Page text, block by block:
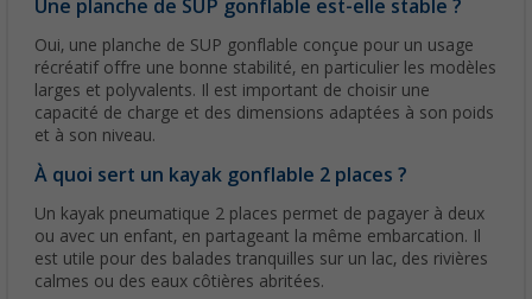
Une planche de SUP gonflable est-elle stable ?
Oui, une planche de SUP gonflable conçue pour un usage
récréatif offre une bonne stabilité, en particulier les modèles
larges et polyvalents. Il est important de choisir une
capacité de charge et des dimensions adaptées à son poids
et à son niveau.
À quoi sert un kayak gonflable 2 places ?
Un kayak pneumatique 2 places permet de pagayer à deux
ou avec un enfant, en partageant la même embarcation. Il
est utile pour des balades tranquilles sur un lac, des rivières
calmes ou des eaux côtières abritées.